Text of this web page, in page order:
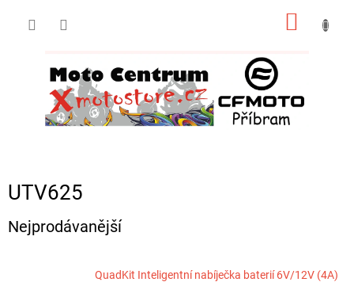
UTV625
Nejprodávanější
QuadKit Inteligentní nabíječka baterií 6V/12V (4A)